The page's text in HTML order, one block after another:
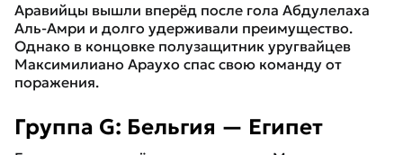
Аравийцы вышли вперёд после гола Абдулелаха
Аль-Амри и долго удерживали преимущество.
Однако в концовке полузащитник уругвайцев
Максимилиано Араухо спас свою команду от
поражения.
Группа G: Бельгия — Египет